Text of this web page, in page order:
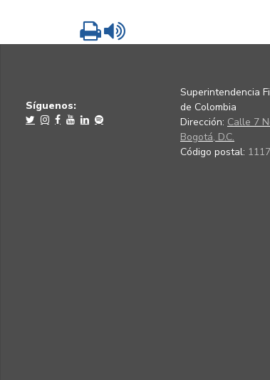
Imprimir
Síguenos:
Superintendencia
de Colombia
Dirección: Calle 7
Bogotá, D.C.
Código postal: